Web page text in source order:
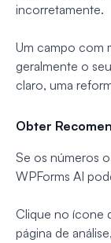
incorretamente.
Um campo com
geralmente o
claro, uma
Obter
Se os números
WPForms AI
Clique no ícone
página de